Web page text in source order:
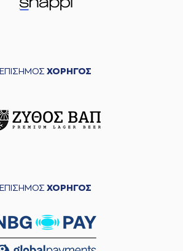
ΕΠΙΣΗΜΟΣ ΧΟΡΗΓΟΣ
ΕΠΙΣΗΜΟΣ ΧΟΡΗΓΟΣ